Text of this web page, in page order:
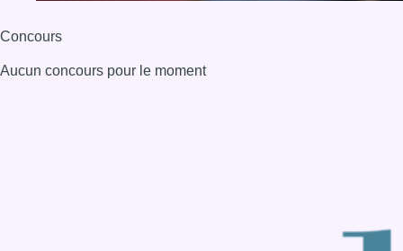
Concours
Aucun concours pour le moment